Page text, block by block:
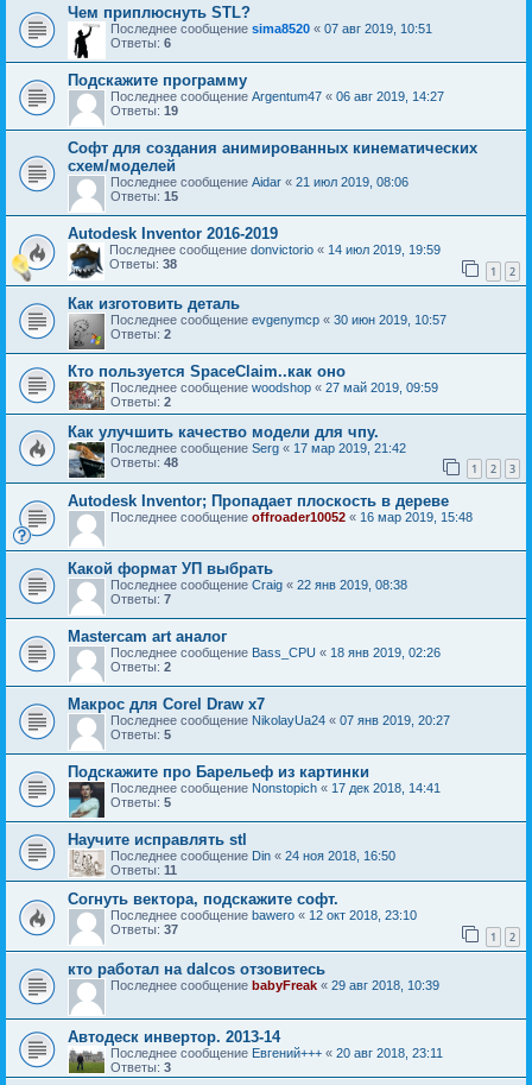
Чем приплюснуть STL?
Последнее сообщение sima8520 « 07 авг 2019, 10:51
Ответы: 6
Подскажите программу
Последнее сообщение Argentum47 « 06 авг 2019, 14:27
Ответы: 19
Софт для создания анимированных кинематических
схем/моделей
Последнее сообщение Aidar « 21 июл 2019, 08:06
Ответы: 15
Autodesk Inventor 2016-2019
Последнее сообщение donvictorio « 14 июл 2019, 19:59
Ответы: 38 1 2
Как изготовить деталь
Последнее сообщение evgenymcp « 30 июн 2019, 10:57
Ответы: 2
Кто пользуется SpaceClaim..как оно
Последнее сообщение woodshop « 27 май 2019, 09:59
Ответы: 2
Как улучшить качество модели для чпу.
Последнее сообщение Serg « 17 мар 2019, 21:42
Ответы: 48 1 2 3
Autodesk Inventor; Пропадает плоскость в дереве
Последнее сообщение offroader10052 « 16 мар 2019, 15:48
Какой формат УП выбрать
Последнее сообщение Craig « 22 янв 2019, 08:38
Ответы: 7
Mastercam art аналог
Последнее сообщение Bass_CPU « 18 янв 2019, 02:26
Ответы: 2
Макрос для Corel Draw x7
Последнее сообщение NikolayUa24 « 07 янв 2019, 20:27
Ответы: 5
Подскажите про Барельеф из картинки
Последнее сообщение Nonstopich « 17 дек 2018, 14:41
Ответы: 5
Научите исправлять stl
Последнее сообщение Din « 24 ноя 2018, 16:50
Ответы: 11
Согнуть вектора, подскажите софт.
Последнее сообщение bawero « 12 окт 2018, 23:10
Ответы: 37 1 2
кто работал на dalcos отзовитесь
Последнее сообщение babyFreak « 29 авг 2018, 10:39
Автодеск инвертор. 2013-14
Последнее сообщение Евгений+++ « 20 авг 2018, 23:11
Ответы: 3